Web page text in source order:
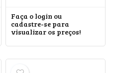
Faça o login ou
cadastre-se para
visualizar os preços!